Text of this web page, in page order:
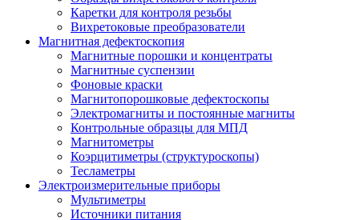
Каретки для контроля резьбы
Вихретоковые преобразователи
Магнитная дефектоскопия
Магнитные порошки и концентраты
Магнитные суспензии
Фоновые краски
Магнитопорошковые дефектоскопы
Электромагниты и постоянные магниты
Контрольные образцы для МПД
Магнитометры
Коэрцитиметры (структуроскопы)
Тесламетры
Электроизмерительные приборы
Мультиметры
Источники питания